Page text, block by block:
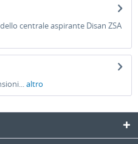
centrale aspirante Disan ZSA
altro